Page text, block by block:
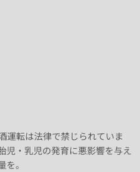
運転は法律で禁じられていま
児・乳児の発育に悪影響を与え
。